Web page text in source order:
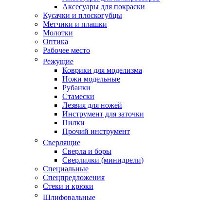
Аксесуары для покраски
Кусачки и плоскогубцы
Метчики и плашки
Молотки
Оптика
Рабочее место
Режущие
Коврики для моделизма
Ножи модельные
Рубанки
Стамески
Лезвия для ножей
Инструмент для заточки
Пилки
Прочий инструмент
Сверлящие
Сверла и боры
Сверлилки (минидрели)
Специальные
Спецпредложения
Стеки и крюки
Шлифовальные